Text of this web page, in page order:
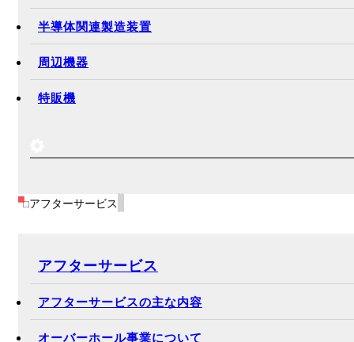
半導体関連製造装置
周辺機器
特販機
アフターサービス
アフターサービス
アフターサービスの主な内容
オーバーホール事業について